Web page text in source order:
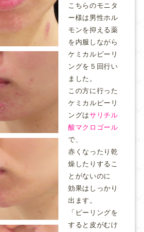
こちらのモニタ
ー様は男性ホル
モンを抑える薬
を内服しながら
ケミカルピーリ
ングを５回行い
ました。
この方に行った
ケミカルピーリ
ングはサリチル
酸マクロゴール
で、
赤くなったり乾
燥したりするこ
とがないのに
効果はしっかり
出ます。
「ピーリングを
すると皮がむけ